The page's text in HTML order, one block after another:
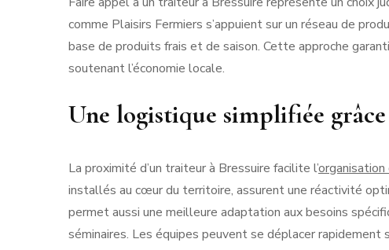
comme Plaisirs Fermiers s’appuient sur un réseau de
base de produits frais et de saison. Cette approche
soutenant l’économie locale.
Une logistique simplifiée
La proximité d’un traiteur à Bressuire facilite l’
installés au cœur du territoire, assurent une réactivité
permet aussi une meilleure adaptation aux besoins
séminaires. Les équipes peuvent se déplacer